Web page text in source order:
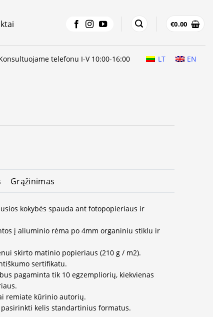
€0.00
telefonu I-V 10:00-16:00 LT EN
Grąžinimas
kokybės spauda ant fotopopieriaus ir
į aliuminio rėma po 4mm organiniu stiklu ir
skirto matinio popieriaus (210 g / m2).
sertifikatu.
pagaminta tik 10 egzempliorių, kiekvienas
remiate kūrinio autorių.
kelis standartinius formatus.